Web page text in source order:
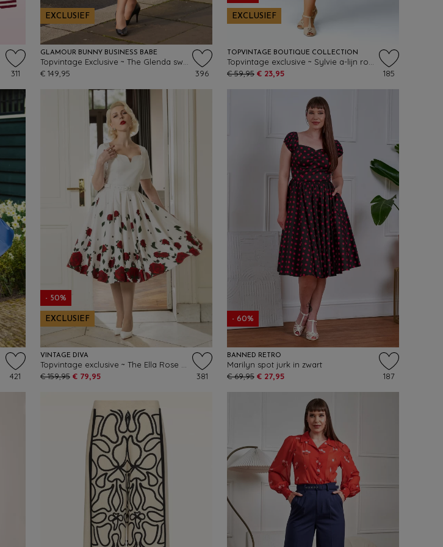
311
EXCLUSIEF
GLAMOUR BUNNY BUSINESS BABE
Topvintage Exclusive ~ The Glenda swing jurk in koningsblauw
€ 149,95
396
EXCLUSIEF
TOPVINTAGE BOUTIQUE COLLECTION
€ 59,95 € 23,95 185
421
- 50%
EXCLUSIEF
VINTAGE DIVA
€ 159,95 € 79,95 381
- 60%
BANNED RETRO
Marilyn spot jurk in zwart
€ 69,95 € 27,95 187